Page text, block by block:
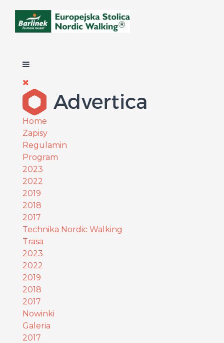
Home
Zapisy
Regulamin
Program
2023
2022
2019
2018
2017
Technika Nordic Walking
Trasa
2023
2022
2019
2018
2017
Nowinki
Galeria
2017